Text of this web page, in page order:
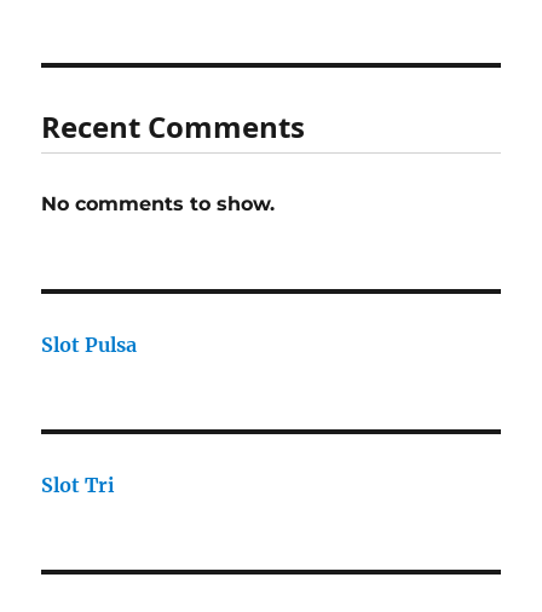
Recent Comments
No comments to show.
Slot Pulsa
Slot Tri